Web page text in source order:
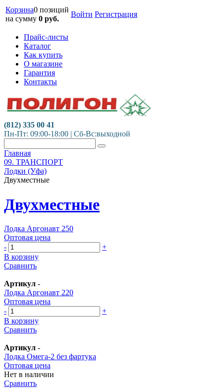
Корзина0 позиций
на сумму 0 руб.
Войти Регистрация
Прайс-листы
Каталог
Как купить
О магазине
Гарантия
Контакты
(812) 335 00 41
Пн-Пт: 09:00-18:00 | Сб-Вс:выходной
Главная
09. ТРАНСПОРТ
Лодки (Уфа)
Двухместные
Двухместные
Лодка Аргонавт 250
Оптовая цена
-
+
В корзину
Сравнить
Артикул -
Лодка Аргонавт 220
Оптовая цена
-
+
В корзину
Сравнить
Артикул -
Лодка Омега-2 без фартука
Оптовая цена
Нет в наличии
Сравнить